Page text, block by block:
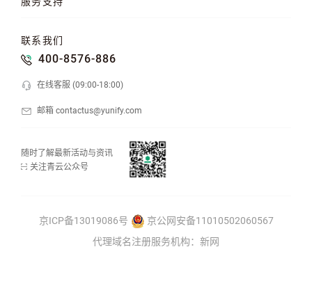
云易捷
API 中心
随时了解最新活动与资讯
关注青云公众号
联系我们
400-8576-886
在线客服 (09:00-18:00)
邮箱 contactus@yunify.com
京ICP备13019086号
京公网安备11010502060567
代理域名注册服务机构：新网